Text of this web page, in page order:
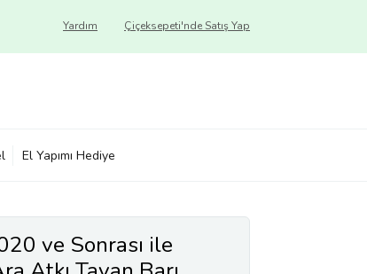
Çiçeksepeti'nde Satış Yap
Yardım
El Yapımı Hediye
ve Sonrası ile